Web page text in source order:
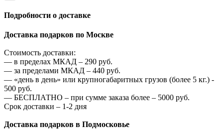
Подробности о доставке
Доставка подарков по Москве
Стоимость доставки:
— в пределах МКАД – 290 руб.
— за пределами МКАД – 440 руб.
— «день в день» или крупногабаритных грузов (более 5 кг.) -
500 руб.
— БЕСПЛАТНО – при сумме заказа более – 5000 руб.
Срок доставки – 1-2 дня
Доставка подарков в Подмосковье